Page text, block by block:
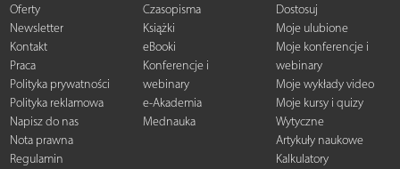
Oferty
Newsletter
Kontakt
Praca
Polityka prywatności
Polityka reklamowa
Napisz do nas
Nota prawna
Regulamin
Czasopisma
Książki
eBooki
Konferencje i
webinary
e-Akademia
Mednauka
Dostosuj
Moje ulubione
Moje konferencje i
webinary
Moje wykłady video
Moje kursy i quizy
Wytyczne
Artykuły naukowe
Kalkulatory